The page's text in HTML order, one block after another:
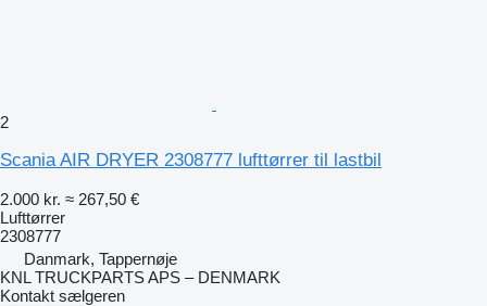
2
Scania AIR DRYER 2308777 lufttørrer til lastbil
2.000 kr. ≈ 267,50 €
Lufttørrer
2308777
Danmark, Tappernøje
KNL TRUCKPARTS APS – DENMARK
Kontakt sælgeren